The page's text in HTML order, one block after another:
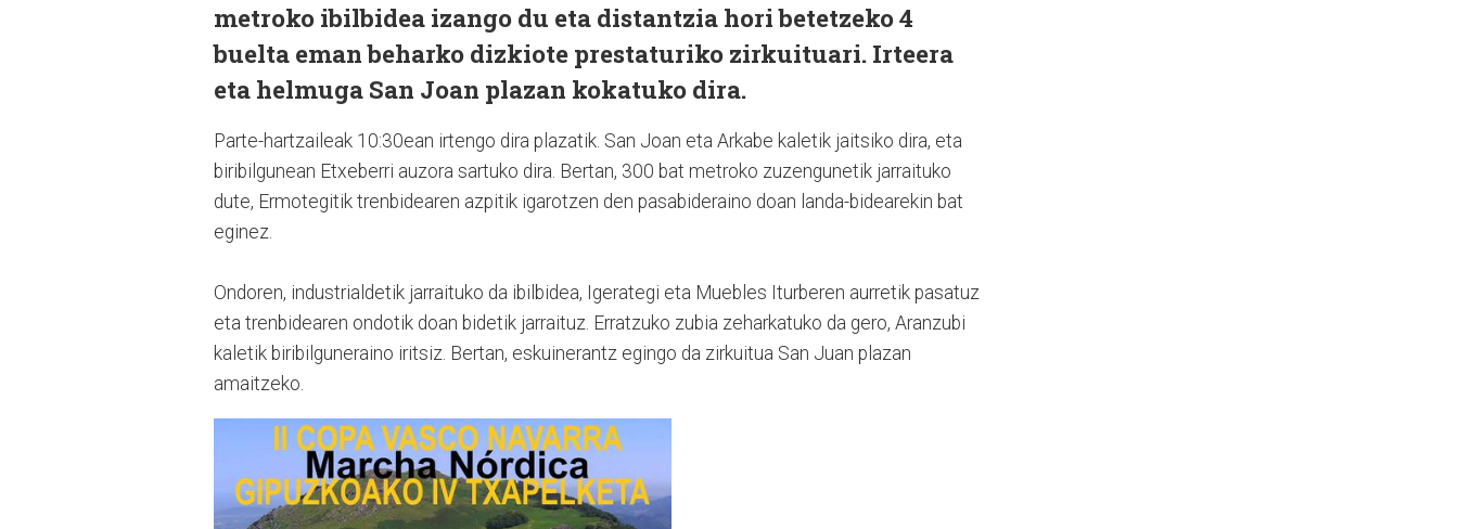
metroko ibilbidea izango du eta distantzia hori betetzeko 4
buelta eman beharko dizkiote prestaturiko zirkuituari. Irteera
eta helmuga San Joan plazan kokatuko dira.
Parte-hartzaileak 10:30ean irtengo dira plazatik. San Joan eta Arkabe kaletik jaitsiko dira, eta
biribilgunean Etxeberri auzora sartuko dira. Bertan, 300 bat metroko zuzengunetik jarraituko
dute, Ermotegitik trenbidearen azpitik igarotzen den pasabideraino doan landa-bidearekin bat
eginez.
Ondoren, industrialdetik jarraituko da ibilbidea, Igerategi eta Muebles Iturberen aurretik pasatuz
eta trenbidearen ondotik doan bidetik jarraituz. Erratzuko zubia zeharkatuko da gero, Aranzubi
kaletik biribilguneraino iritsiz. Bertan, eskuinerantz egingo da zirkuitua San Juan plazan
amaitzeko.